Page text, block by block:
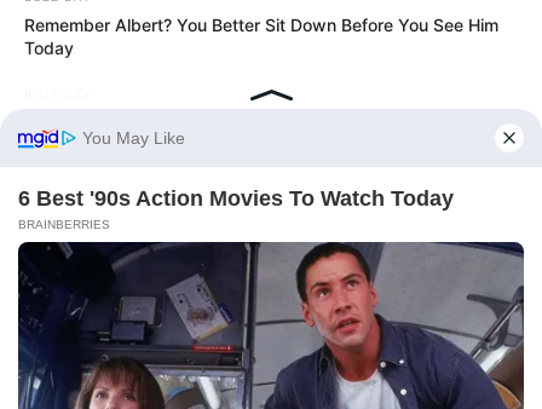
Remember Albert? You Better Sit Down Before You See Him
Today
Tire